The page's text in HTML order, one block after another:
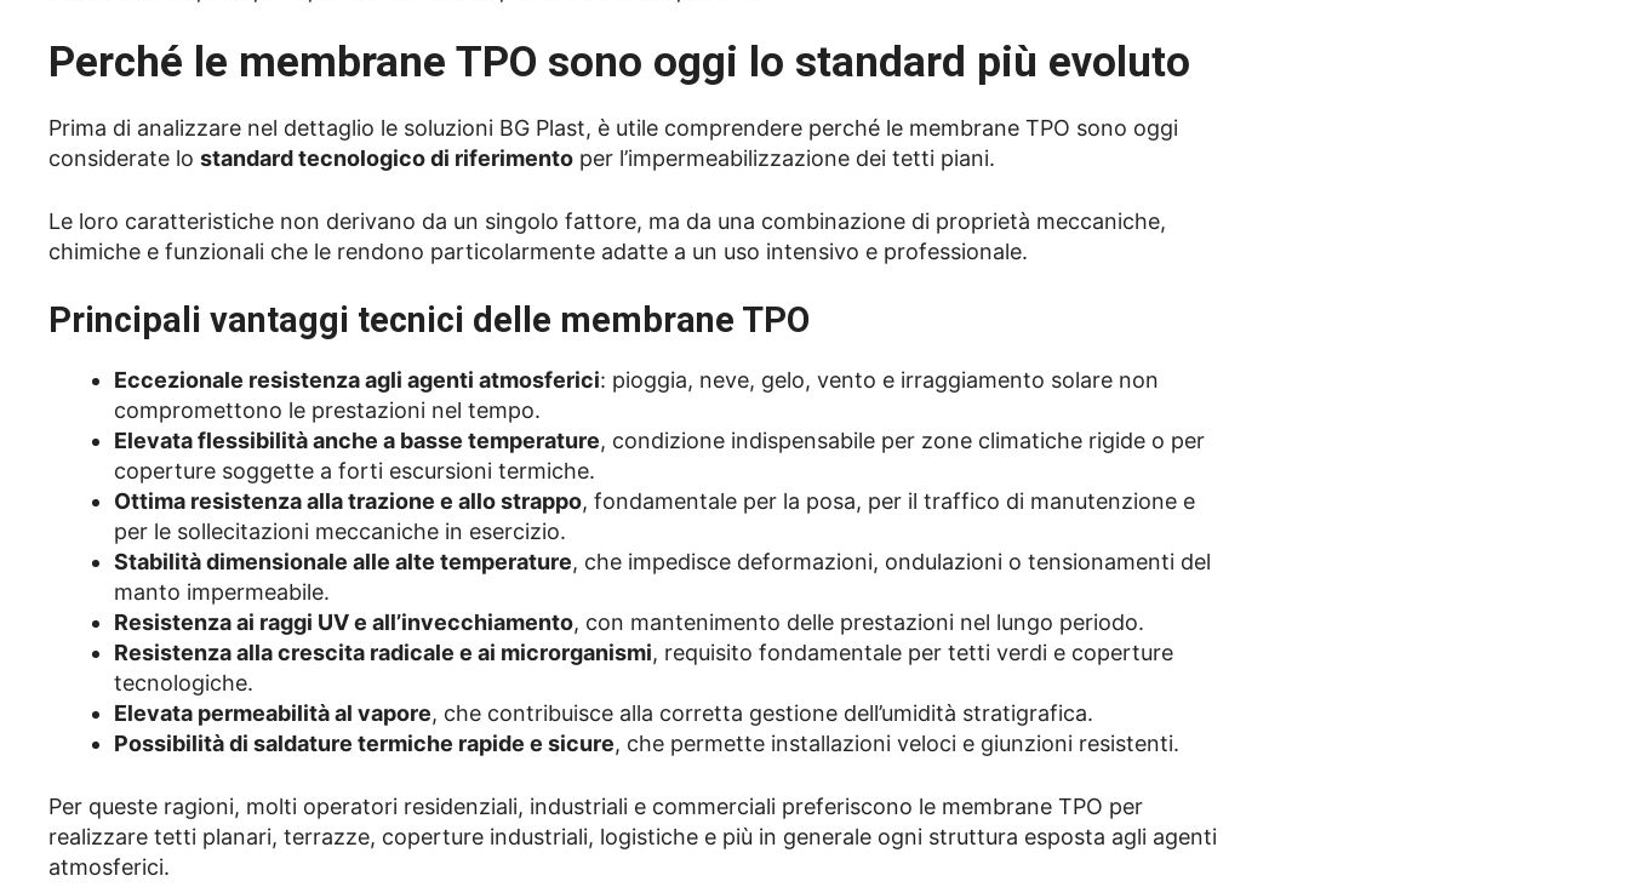
Perché le membrane TPO sono oggi lo standard più evoluto
Prima di analizzare nel dettaglio le soluzioni BG Plast, è utile comprendere perché le membrane TPO sono oggi
considerate lo standard tecnologico di riferimento per l’impermeabilizzazione dei tetti piani.
Le loro caratteristiche non derivano da un singolo fattore, ma da una combinazione di proprietà meccaniche,
chimiche e funzionali che le rendono particolarmente adatte a un uso intensivo e professionale.
Principali vantaggi tecnici delle membrane TPO
Eccezionale resistenza agli agenti atmosferici: pioggia, neve, gelo, vento e irraggiamento solare non
compromettono le prestazioni nel tempo.
Elevata flessibilità anche a basse temperature, condizione indispensabile per zone climatiche rigide o per
coperture soggette a forti escursioni termiche.
Ottima resistenza alla trazione e allo strappo, fondamentale per la posa, per il traffico di manutenzione e
per le sollecitazioni meccaniche in esercizio.
Stabilità dimensionale alle alte temperature, che impedisce deformazioni, ondulazioni o tensionamenti del
manto impermeabile.
Resistenza ai raggi UV e all’invecchiamento, con mantenimento delle prestazioni nel lungo periodo.
Resistenza alla crescita radicale e ai microrganismi, requisito fondamentale per tetti verdi e coperture
tecnologiche.
Elevata permeabilità al vapore, che contribuisce alla corretta gestione dell’umidità stratigrafica.
Possibilità di saldature termiche rapide e sicure, che permette installazioni veloci e giunzioni resistenti.
Per queste ragioni, molti operatori residenziali, industriali e commerciali preferiscono le membrane TPO per
realizzare tetti planari, terrazze, coperture industriali, logistiche e più in generale ogni struttura esposta agli agenti
atmosferici.